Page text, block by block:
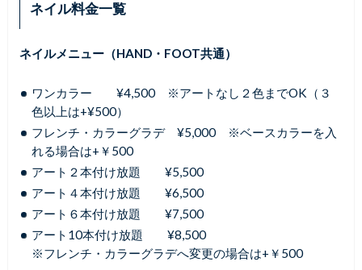
ネイル料金一覧
ネイルメニュー（HAND・FOOT共通）
ワンカラー ¥4,500 ※アートなし２色までOK（３
色以上は+¥500）
フレンチ・カラーグラデ ¥5,000 ※ベースカラーを入
れる場合は+￥500
アート２本付け放題 ¥5,500
アート４本付け放題 ¥6,500
アート６本付け放題 ¥7,500
アート10本付け放題 ¥8,500
※フレンチ・カラーグラデへ変更の場合は+￥500